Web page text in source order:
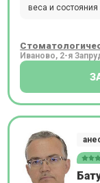
веса и состояния
Иваново, 2-я